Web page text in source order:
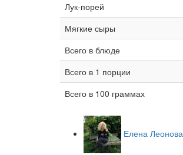
Лук-порей
Мягкие сыры
Всего в блюде
Всего в 1 порции
Всего в 100 граммах
Елена Леонова